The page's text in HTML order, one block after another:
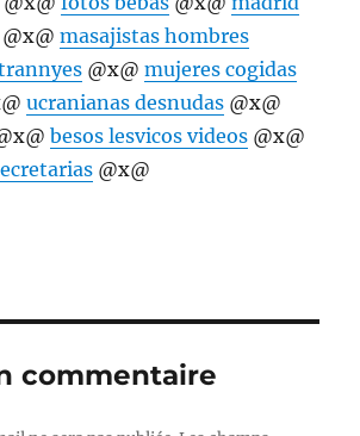
@x@masajistas hombres
@x@mujeres cogidas
ucranianas desnudas @x@
besos lesvicos videos @x@
@x@
commentaire